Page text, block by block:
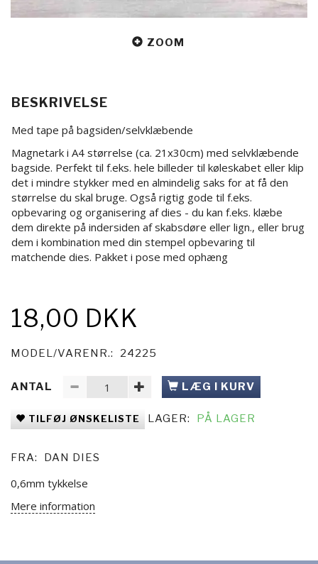
ZOOM
BESKRIVELSE
Med tape på bagsiden/selvklæbende
Magnetark i A4 størrelse (ca. 21x30cm) med selvklæbende
bagside. Perfekt til f.eks. hele billeder til køleskabet eller klip
det i mindre stykker med en almindelig saks for at få den
størrelse du skal bruge. Også rigtig gode til f.eks.
opbevaring og organisering af dies - du kan f.eks. klæbe
dem direkte på indersiden af skabsdøre eller lign., eller brug
dem i kombination med din stempel opbevaring til
matchende dies. Pakket i pose med ophæng
18,00 DKK
MODEL/VARENR.: 24225
ANTAL LÆG I KURV
TILFØJ ØNSKELISTE LAGER: PÅ LAGER
FRA: DAN DIES
0,6mm tykkelse
Mere information